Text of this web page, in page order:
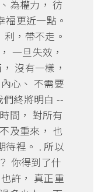
為權力， 彷
更近一點。
，帶不走。
一旦失效，
沒有一樣，
心、 不需要
終將明白 --
間， 對所有
及重來， 也
待裡。 . 所以
你得到了什
許， 真正重